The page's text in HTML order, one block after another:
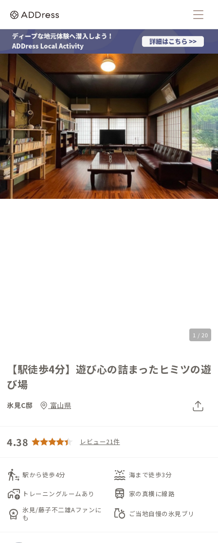
1 / 20
【駅徒歩4分】遊び心の詰まったヒミツの遊
び場
氷見C邸 富山県
4.38 レビュー21件
transfer_within_a_station 駅から徒歩4分 water_lux 海まで徒歩3分
add_home_work トレーニングルームあり train 家の真横に線路
workspace_premium 氷見/藤子不二雄Aファンに
も
grocery ご当地自慢の氷見ブリ